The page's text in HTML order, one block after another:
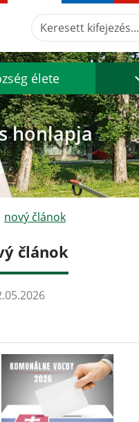
Keresett kifejezés...
élete
honlapja
nový článok
článok